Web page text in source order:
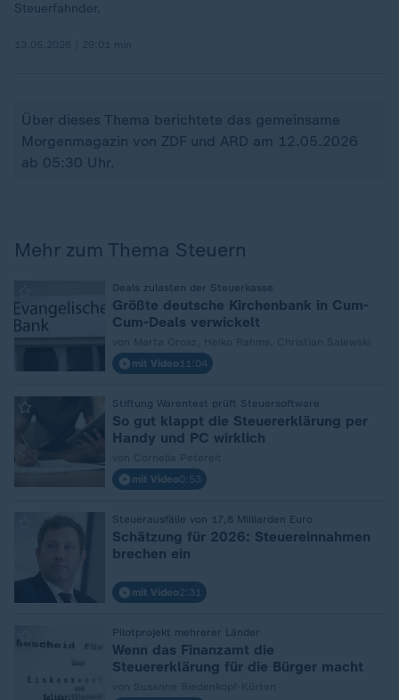
Steuerfahnder.
Über dieses Thema berichtete das gemeinsame
Morgenmagazin von ZDF und ARD am 12.05.2026
ab 05:30 Uhr.
Mehr zum Thema Steuern
Deals zulasten der Steuerkasse
Größte deutsche Kirchenbank in Cum-
Cum-Deals verwickelt
mit Video 11:04
Stiftung Warentest prüft Steuersoftware
So gut klappt die Steuererklärung per
Handy und PC wirklich
mit Video0:53
Steuerausfälle von 17,8 Milliarden Euro
Schätzung für 2026: Steuereinnahmen
brechen ein
mit Video2:31
Pilotprojekt mehrerer Länder
:
Wenn das Finanzamt die
Steuererklärung für die Bürger macht